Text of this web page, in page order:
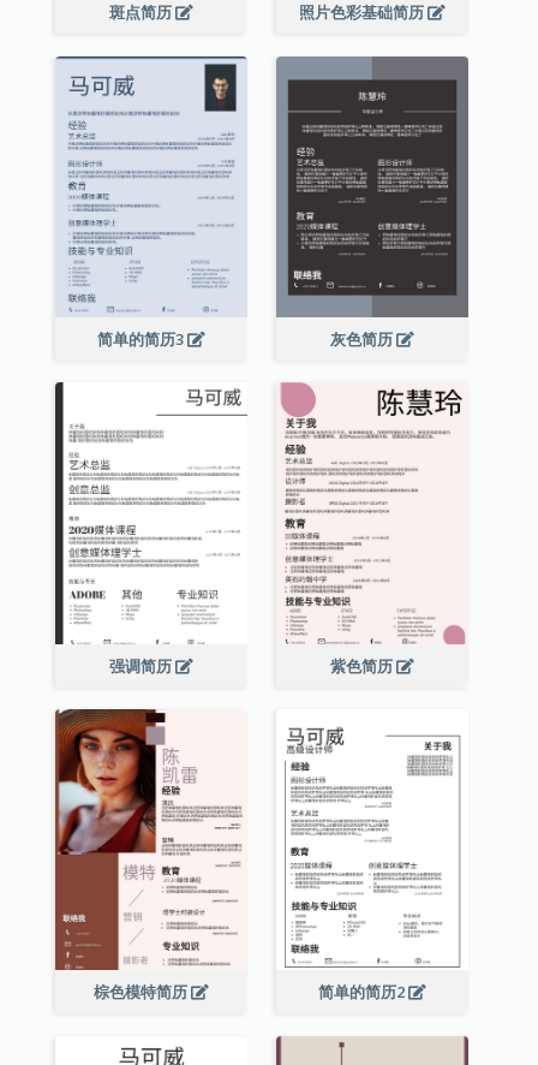
斑点简历 照片色彩基础简历
简单的简历3 灰色简历
强调简历 紫色简历
棕色模特简历 简单的简历2